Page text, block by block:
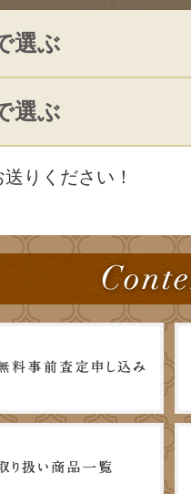
選ぶ
選ぶ
送りください！